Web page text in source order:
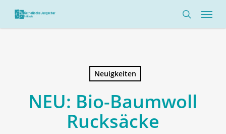
main
Menü
Neuigkeiten
NEU: Bio-Baumwoll
Rucksäcke